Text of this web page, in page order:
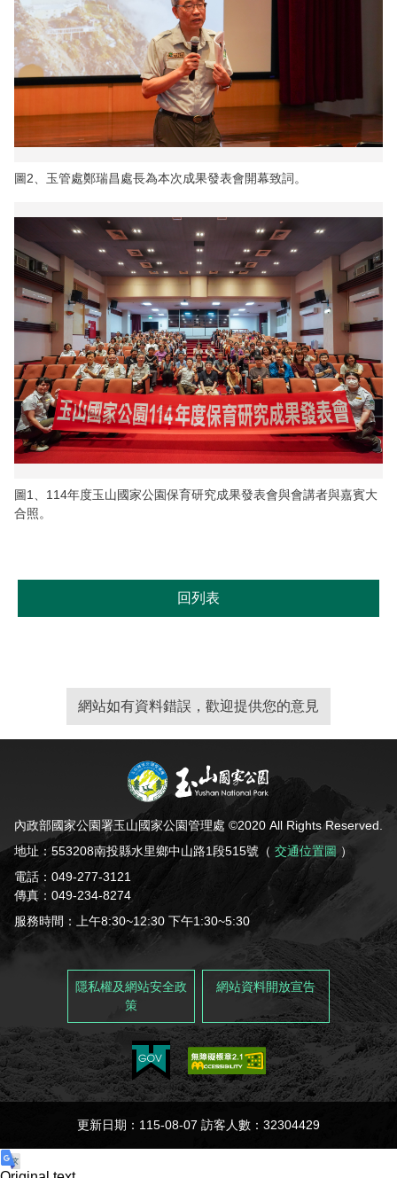
圖2、玉管處鄭瑞昌處長為本次成果發表會開幕致詞。
圖1、114年度玉山國家公園保育研究成果發表會與會講者與嘉賓大
合照。
回列表
網站如有資料錯誤，歡迎提供您的意見
內政部國家公園署玉山國家公園管理處 ©2020 All Rights Reserved.
地址：553208南投縣水里鄉中山路1段515號（ 交通位置圖 ）
電話：049-277-3121
傳真：049-234-8274
服務時間：上午8:30~12:30 下午1:30~5:30
隱私權及網站安全政
策
網站資料開放宣告
更新日期：115-08-07 訪客人數：32304429